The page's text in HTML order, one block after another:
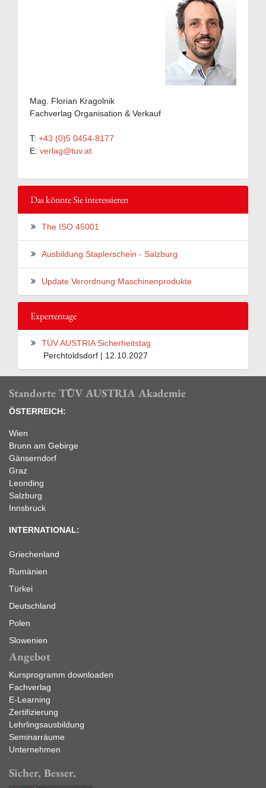
Mag. Florian Kragolnik
Fachverlag Organisation & Verkauf
T: +43 (0)5 0454-8177
E: verlag@tuv.at
Das könnte Sie interessieren
The ISO 45001
Ausbildung Staplerschein - Salzburg
Update Verordnung Maschinenprodukte
Expertentage
TÜV AUSTRIA Sicherheitstag
Perchtoldsdorf | 12.10.2027
Standorte TÜV AUSTRIA Akademie
ÖSTERREICH:
Wien
Brunn am Gebirge
Gänserndorf
Graz
Leonding
Salzburg
Innsbruck
INTERNATIONAL:
Griechenland
Rumänien
Türkei
Deutschland
Polen
Slowenien
Angebot
Kursprogramm downloaden
Fachverlag
E-Learning
Zertifizierung
Lehrlingsausbildung
Seminarräume
Unternehmen
Sicher. Besser.